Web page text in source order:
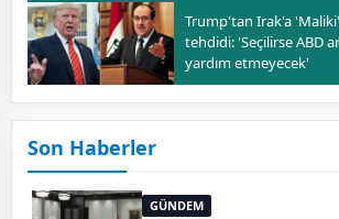
Trump'tan Irak'a 'Maliki'
tehdidi: 'Seçilirse ABD
yardım etmeyecek'
Son Haberler
GÜNDEM